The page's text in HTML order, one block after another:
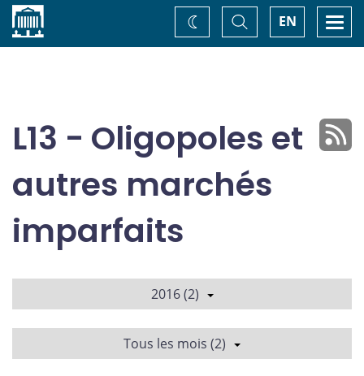
Accueil EN
Basculer
la
recherche
Changez
de
L13 - Oligopoles et
autres marchés
imparfaits
2016 (2)
Tous les mois (2)